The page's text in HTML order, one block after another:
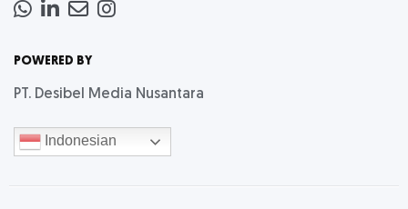
Whatsapp
LinkedIn
NewsInstagram
POWERED BY
PT. Desibel Media Nusantara
Indonesian